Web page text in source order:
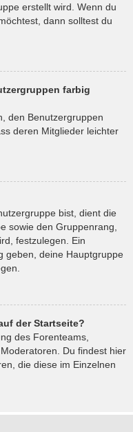
erstellt wird. Wenn du
dann solltest du
farbig
den Benutzergruppen
deren Mitglieder leichter
bist, dient die
sowie den Gruppenrang,
festzulegen. Ein
geben, deine Hauptgruppe
der Startseite?
des Forenteams,
Du findest hier
die diese im Einzelnen